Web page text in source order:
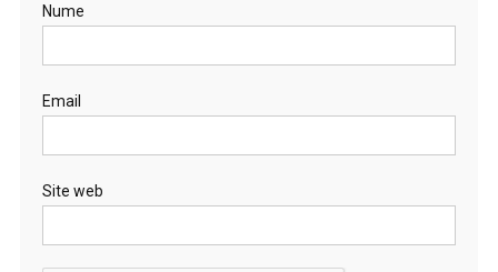
Nume
Email
Site web